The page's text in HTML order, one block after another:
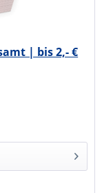
| bis 2,- €